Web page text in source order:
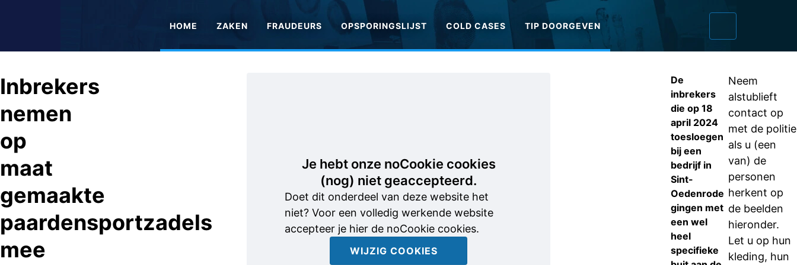
HOME ZAKEN FRAUDEURS OPSPORINGSLIJST COLD CASES TIP DOORGEVEN
Inbrekers
nemen
op
maat
gemaakte
paardensportzadels
mee
Je hebt onze noCookie cookies
(nog) niet geaccepteerd.
Doet dit onderdeel van deze website het
niet? Voor een volledig werkende website
accepteer je hier de noCookie cookies.
WIJZIG COOKIES
De
inbrekers
die op 18
april 2024
toesloegen
bij een
bedrijf in
Sint-
Oedenrode
gingen met
een wel
heel
specifieke
Neem
alstublieft
contact op
met de politie
als u (een
van) de
personen
herkent op
de beelden
hieronder.
Let u op hun
kleding, hun